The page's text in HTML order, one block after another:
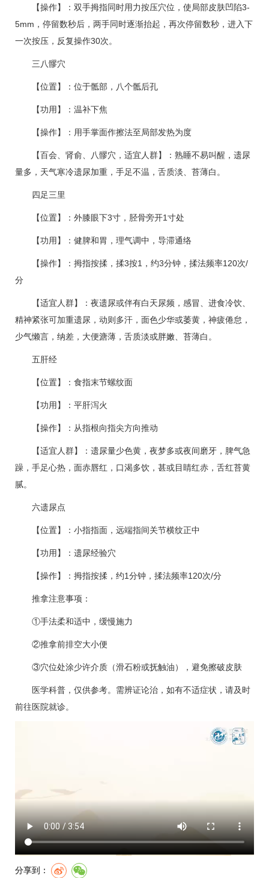
【操作】：双手拇指同时用力按压穴位，使局部皮肤凹陷3-
5mm，停留数秒后，两手同时逐渐抬起，再次停留数秒，进入下
一次按压，反复操作30次。
三八髎穴
【位置】：位于骶部，八个骶后孔
【功用】：温补下焦
【操作】：用手掌面作擦法至局部发热为度
【百会、肾俞、八髎穴，适宜人群】：熟睡不易叫醒，遗尿
量多，天气寒冷遗尿加重，手足不温，舌质淡、苔薄白。
四足三里
【位置】：外膝眼下3寸，胫骨旁开1寸处
【功用】：健脾和胃，理气调中，导滞通络
【操作】：拇指按揉，揉3按1，约3分钟，揉法频率120次/
分
【适宜人群】：夜遗尿或伴有白天尿频，感冒、进食冷饮、
精神紧张可加重遗尿，动则多汗，面色少华或萎黄，神疲倦怠，
少气懒言，纳差，大便溏薄，舌质淡或胖嫩、苔薄白。
五肝经
【位置】：食指末节螺纹面
【功用】：平肝泻火
【操作】：从指根向指尖方向推动
【适宜人群】：遗尿量少色黄，夜梦多或夜间磨牙，脾气急
躁，手足心热，面赤唇红，口渴多饮，甚或目睛红赤，舌红苔黄
腻。
六遗尿点
【位置】：小指指面，远端指间关节横纹正中
【功用】：遗尿经验穴
【操作】：拇指按揉，约1分钟，揉法频率120次/分
推拿注意事项：
①手法柔和适中，缓慢施力
②推拿前排空大小便
③穴位处涂少许介质（滑石粉或抚触油），避免擦破皮肤
医学科普，仅供参考。需辨证论治，如有不适症状，请及时
前往医院就诊。
分享到：